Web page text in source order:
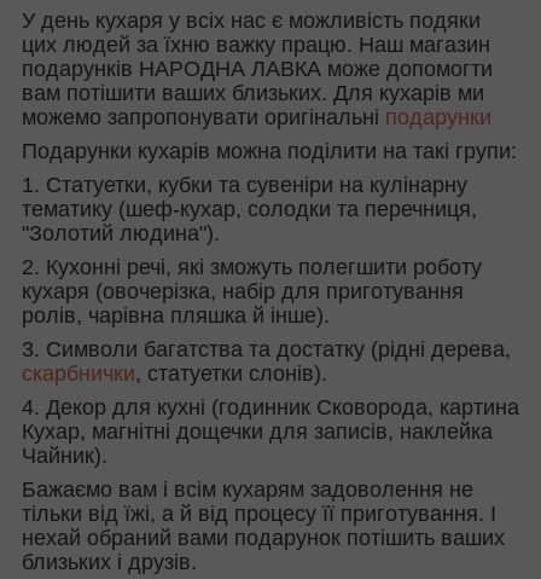
У день кухаря у всіх нас є можливість подяки
цих людей за їхню важку працю. Наш магазин
подарунків НАРОДНА ЛАВКА може допомогти
вам потішити ваших близьких. Для кухарів ми
можемо запропонувати оригінальні подарунки
Подарунки кухарів можна поділити на такі групи:
1. Статуетки, кубки та сувеніри на кулінарну
тематику (шеф-кухар, солодки та перечниця,
"Золотий людина").
2. Кухонні речі, які зможуть полегшити роботу
кухаря (овочерізка, набір для приготування
ролів, чарівна пляшка й інше).
3. Символи багатства та достатку (рідні дерева,
скарбнички, статуетки слонів).
4. Декор для кухні (годинник Сковорода, картина
Кухар, магнітні дощечки для записів, наклейка
Чайник).
Бажаємо вам і всім кухарям задоволення не
тільки від їжі, а й від процесу її приготування. І
нехай обраний вами подарунок потішить ваших
близьких і друзів.